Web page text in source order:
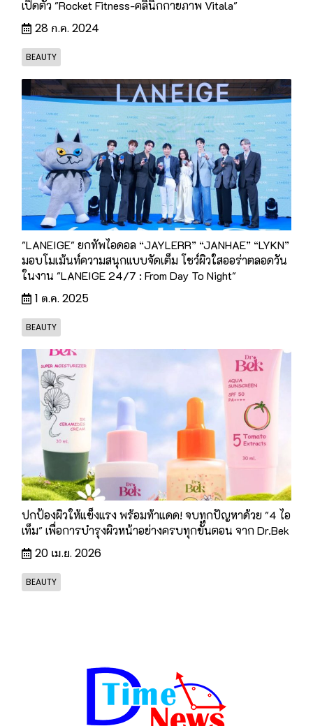
เปิดตัว "Rocket Fitness-คลินิกกายภาพ Vitala"
28 ก.ค. 2024
BEAUTY
"LANEIGE" ยกทัพไอดอล “JAYLERR” “JANHAE” “LYKN”
มอบโมเม้นท์ความสนุกแบบจัดเต็ม โชว์ผิวใสออร่าตลอดวัน
ในงาน "LANEIGE 24/7 : From Day To Night"
1 ต.ค. 2025
BEAUTY
ปกป้องผิวให้แข็งแรง พร้อมท้าแดด! จบทุกปัญหาด้วย "4 ไอ
เท็ม" เพื่อการบำรุงผิวหน้าอย่างครบทุกขั้นตอน จาก Dr.Bek
20 เม.ย. 2026
BEAUTY